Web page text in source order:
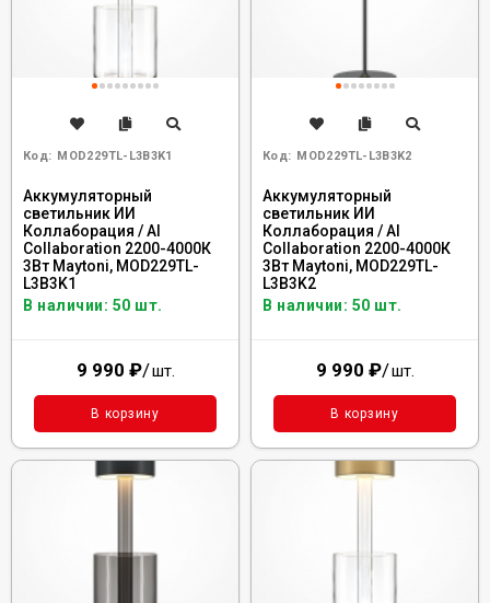
Код: MOD229TL-L3B3K1
Аккумуляторный
светильник ИИ
Коллаборация / AI
Collaboration 2200-4000К
3Вт Maytoni, MOD229TL-
L3B3K1
В наличии: 50 шт.
9 990 ₽/шт.
В корзину
Код: MOD229TL-L3B3K2
Аккумуляторный
светильник ИИ
Коллаборация / AI
Collaboration 2200-4000К
3Вт Maytoni, MOD229TL-
L3B3K2
В наличии: 50 шт.
9 990 ₽/шт.
В корзину